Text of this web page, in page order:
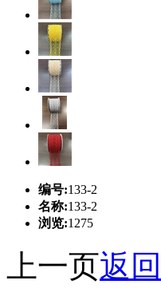
编号:133-2
名称:133-2
浏览:1275
上一页返回